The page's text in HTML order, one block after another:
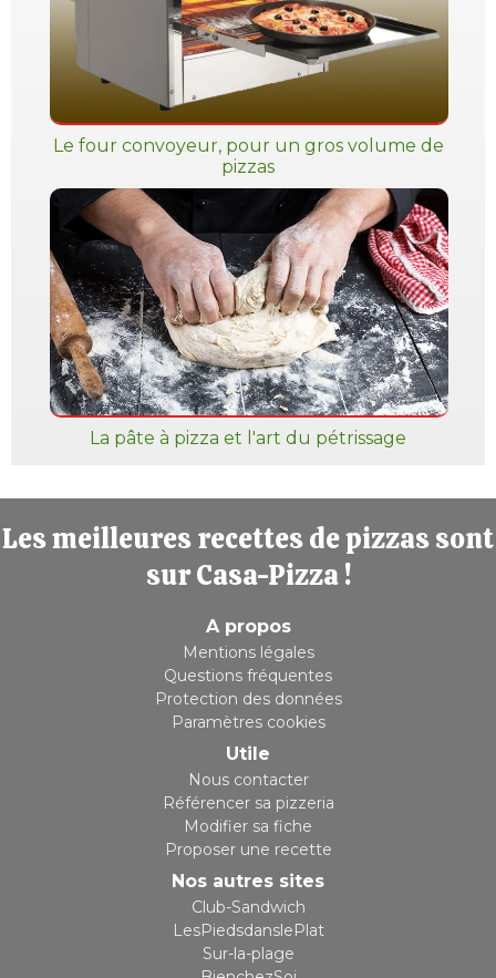
Le four convoyeur, pour un gros volume de
pizzas
La pâte à pizza et l'art du pétrissage
Les meilleures recettes de pizzas sont
sur Casa-Pizza !
A propos
Mentions légales
Questions fréquentes
Protection des données
Paramètres cookies
Utile
Nous contacter
Référencer sa pizzeria
Modifier sa fiche
Proposer une recette
Nos autres sites
Club-Sandwich
LesPiedsdanslePlat
Sur-la-plage